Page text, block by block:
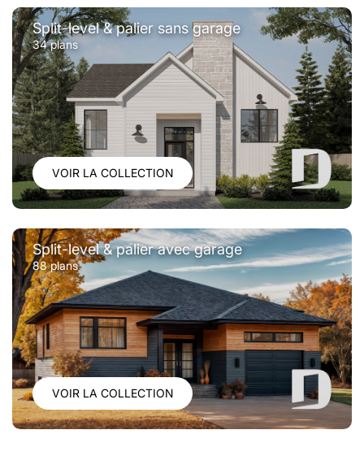
Split-level & palier sans garage
34 plans
VOIR LA COLLECTION
Split-level & palier avec garage
88 plans
VOIR LA COLLECTION